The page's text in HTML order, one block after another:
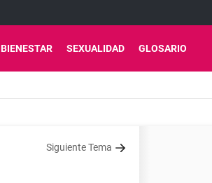
BIENESTAR SEXUALIDAD GLOSARIO
Siguiente Tema